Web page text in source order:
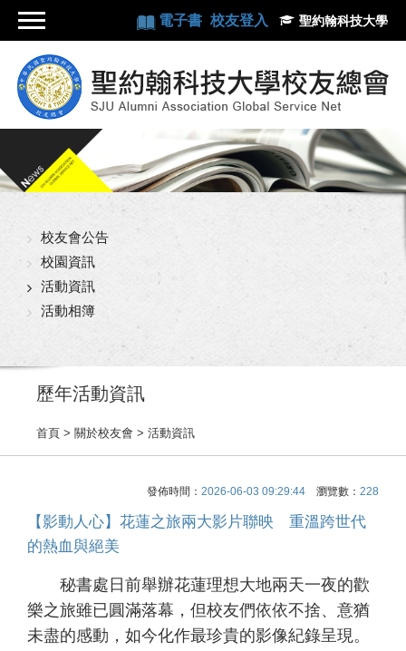
電子書 校友登入 聖約翰科技大學
校友會公告
校園資訊
活動資訊
活動相簿
歷年活動資訊
首頁 > 關於校友會 > 活動資訊
發佈時間： 2026-06-03 09:29:44 瀏覽數： 228
【影動人心】花蓮之旅兩大影片聯映 重溫跨世代
的熱血與絕美
秘書處日前舉辦花蓮理想大地兩天一夜的歡
樂之旅雖已圓滿落幕，但校友們依依不捨、意猶
未盡的感動，如今化作最珍貴的影像紀錄呈現。